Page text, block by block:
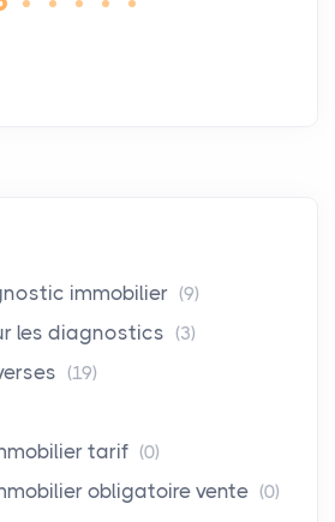
immobilier (9)
les diagnostics (3)
(19)
tarif (0)
obligatoire vente (0)